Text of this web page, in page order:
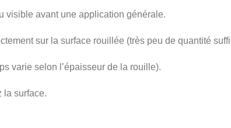
visible avant une application générale.
sur la surface rouillée (très peu de quantité
varie selon l’épaisseur de la rouille).
la surface.